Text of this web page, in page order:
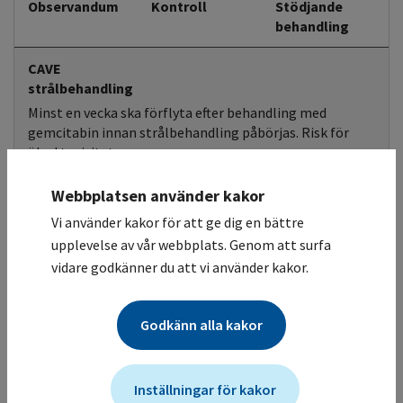
Observandum Kontroll
Stödjande
behandling
CAVE
strålbehandling
Minst en vecka ska förflyta efter behandling med
gemcitabin innan strålbehandling påbörjas. Risk för
ökad toxicitet.
Andningsvägar
Monitorering
Pulmonella effekter, ibland allvarliga (lungödem,
interstitiell pneumonit och akut lungsvikt (ARDS)) har
rapporterats.
Blodvärden
Enligt lokala
riktlinjer
Följ dosreduktionsinstruktioner och/eller skjut upp
Webbplatsen använder kakor
Vi använder kakor för att ge dig en bättre
upplevelse av vår webbplats. Genom att surfa
vidare godkänner du att vi använder kakor.
Godkänn alla kakor
Inställningar för kakor